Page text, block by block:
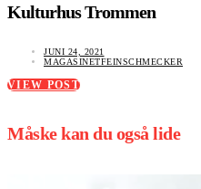
Kulturhus Trommen
JUNI 24, 2021
MAGASINETFEINSCHMECKER
VIEW POST
Måske kan du også lide